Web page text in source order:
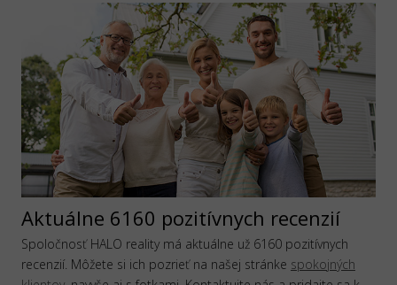
Aktuálne 6160 pozitívnych recenzií
Spoločnosť HALO reality má aktuálne už 6160 pozitívnych
recenzií. Môžete si ich pozrieť na našej stránke spokojných